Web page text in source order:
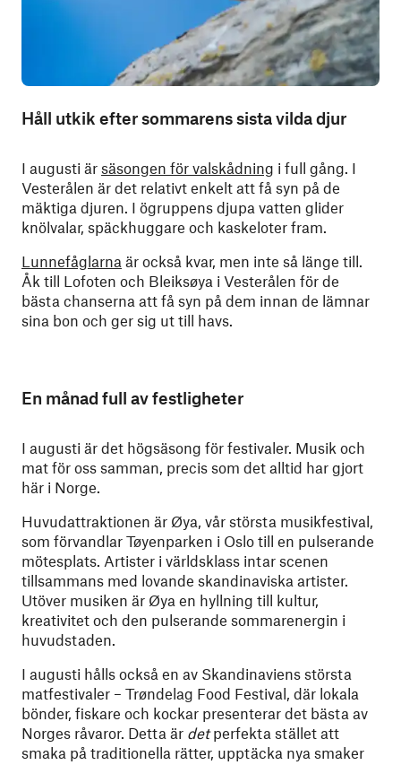
Håll utkik efter sommarens sista vilda djur
I augusti är säsongen för valskådning i full gång. I
Vesterålen är det relativt enkelt att få syn på de
mäktiga djuren. I ögruppens djupa vatten glider
knölvalar, späckhuggare och kaskeloter fram.
Lunnefåglarna är också kvar, men inte så länge till.
Åk till Lofoten och Bleiksøya i Vesterålen för de
bästa chanserna att få syn på dem innan de lämnar
sina bon och ger sig ut till havs.
En månad full av festligheter
I augusti är det högsäsong för festivaler. Musik och
mat för oss samman, precis som det alltid har gjort
här i Norge.
Huvudattraktionen är Øya, vår största musikfestival,
som förvandlar Tøyenparken i Oslo till en pulserande
mötesplats. Artister i världsklass intar scenen
tillsammans med lovande skandinaviska artister.
Utöver musiken är Øya en hyllning till kultur,
kreativitet och den pulserande sommarenergin i
huvudstaden.
I augusti hålls också en av Skandinaviens största
matfestivaler – Trøndelag Food Festival, där lokala
bönder, fiskare och kockar presenterar det bästa av
Norges råvaror. Detta är detperfekta stället att
smaka på traditionella rätter, upptäcka nya smaker